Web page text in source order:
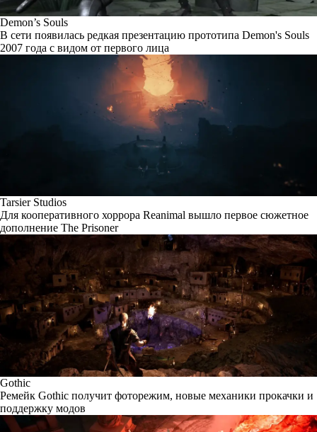
Demon’s Souls
В сети появилась редкая презентацию прототипа Demon's Souls
2007 года с видом от первого лица
Tarsier Studios
Для кооперативного хоррора Reanimal вышло первое сюжетное
дополнение The Prisoner
Gothic
Ремейк Gothic получит фоторежим, новые механики прокачки и
поддержку модов